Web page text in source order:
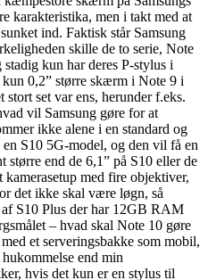
karakteristika, men i takt med at
ind. Faktisk står Samsung
skille de to serie, Note
kun har deres P-stylus i
kun 0,2” større skærm i Note 9 i
set var ens, herunder f.eks.
vil Samsung gøre for at
ikke alene i en standard og
S10 5G-model, og den vil få en
end de 6,1” på S10 eller de
med fire objektiver,
det ikke skal være løgn, så
S10 Plus der har 12GB RAM
– hvad skal Note 10 gøre
et serveringsbakke som mobil,
end min
hvis det kun er en stylus til